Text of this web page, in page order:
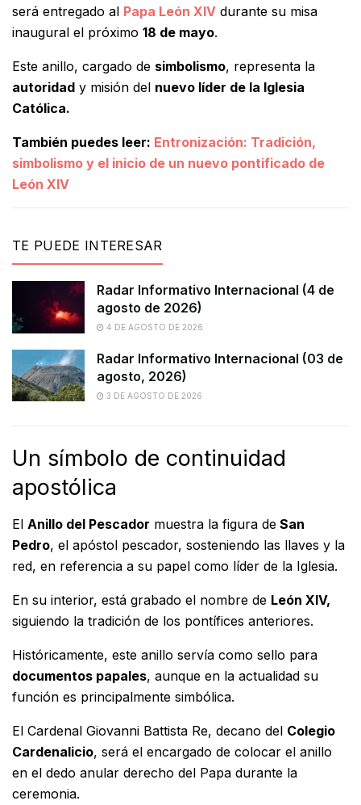
será entregado al Papa León XIV durante su misa
inaugural el próximo 18 de mayo.
Este anillo, cargado de simbolismo, representa la
autoridad y misión del nuevo líder de la Iglesia
Católica.
También puedes leer: Entronización: Tradición,
simbolismo y el inicio de un nuevo pontificado de
León XIV
TE PUEDE INTERESAR
Radar Informativo Internacional (4 de
agosto de 2026)
4 DE AGOSTO DE 2026
Radar Informativo Internacional (03 de
agosto, 2026)
3 DE AGOSTO DE 2026
Un símbolo de continuidad
apostólica
El Anillo del Pescador muestra la figura de San
Pedro, el apóstol pescador, sosteniendo las llaves y la
red, en referencia a su papel como líder de la Iglesia.
En su interior, está grabado el nombre de León XIV,
siguiendo la tradición de los pontífices anteriores.
Históricamente, este anillo servía como sello para
documentos papales, aunque en la actualidad su
función es principalmente simbólica.
El Cardenal Giovanni Battista Re, decano del Colegio
Cardenalicio, será el encargado de colocar el anillo
en el dedo anular derecho del Papa durante la
ceremonia.